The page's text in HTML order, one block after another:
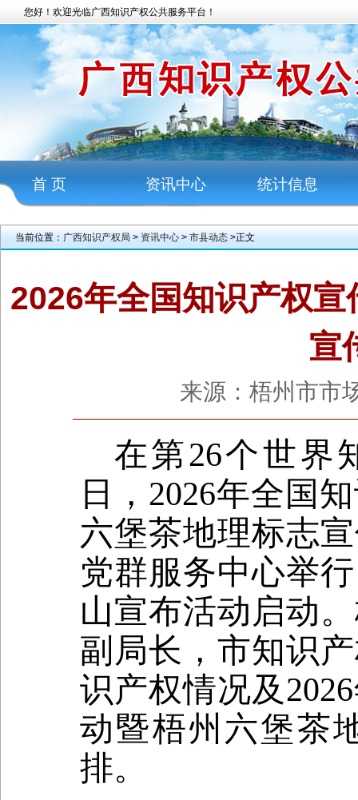
您好！欢迎光临广西知识产权公共服务平台！
首 页 资讯中心 统计信息
当前位置： 广西知识产权局 > 资讯中心 > 市县动态 >正文
2026年全国知识产权
宣
来源：梧州市
在第26个世界
日， 2026年全国
六堡茶地理标志
党群服务中心举
山宣布活动启动
副局长，市知识
识产权情况及 2026
动暨梧州六堡茶
排。